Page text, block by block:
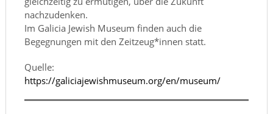
nachzudenken.
Im Galicia Jewish Museum finden auch die
Begegnungen mit den Zeitzeug*innen statt.
Quelle:
https://galiciajewishmuseum.org/en/museum/